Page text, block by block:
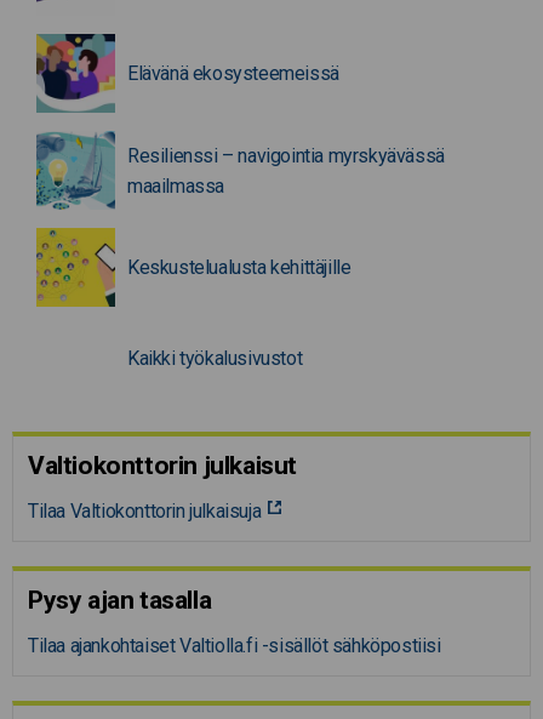
Elävänä ekosysteemeissä
Resilienssi – navigointia myrskyävässä
maailmassa
Keskustelualusta kehittäjille
Kaikki työkalusivustot
Valtiokonttorin julkaisut
Tilaa Valtiokonttorin julkaisuja
Pysy ajan tasalla
Tilaa ajankohtaiset Valtiolla.fi -sisällöt sähköpostiisi